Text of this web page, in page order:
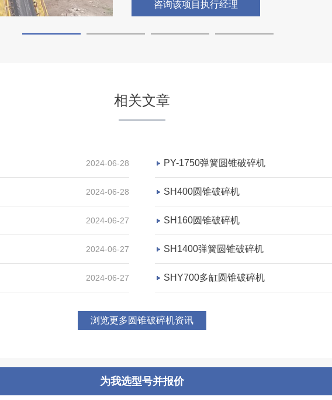
咨询该项目执行经理
项目业主
-
咨询该项目执行经理
湖南永州市时产300吨花岗岩制砂生产线
项目坐标
项目业主
-
相关文章
2024-06-28 PY-1750弹簧圆锥破碎机
2024-06-28 SH400圆锥破碎机
2024-06-27 SH160圆锥破碎机
2024-06-27 SH1400弹簧圆锥破碎机
2024-06-27 SHY700多缸圆锥破碎机
浏览更多圆锥破碎机资讯
为我选型号并报价